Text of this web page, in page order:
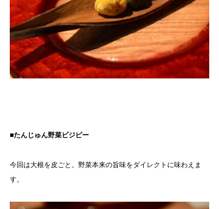
■たんじゅん野菜ビジピー
今回は大根を皮ごと。野菜本来の旨味をダイレクトに味わえま
す。